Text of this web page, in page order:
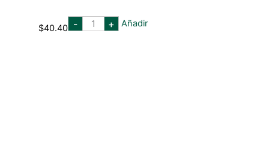
$40.40 - cubical
botanic
+ Añadir